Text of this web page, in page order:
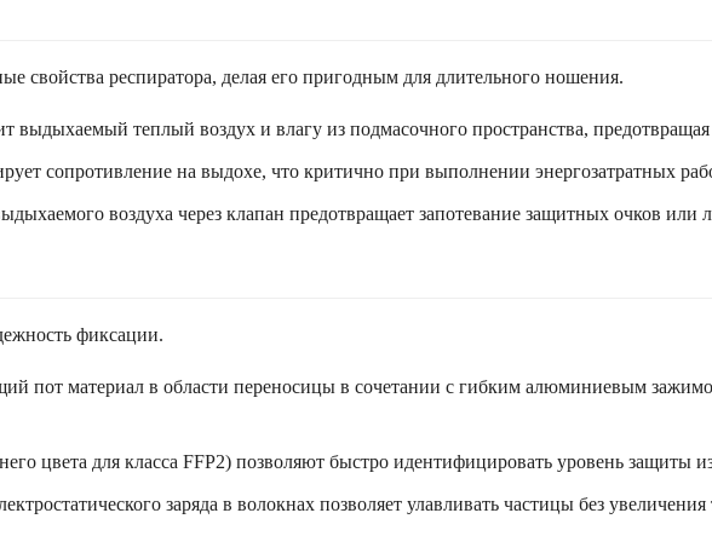
свойства респиратора, делая его пригодным для длительного ношения.
теплый воздух и влагу из подмасочного пространства, предотвращая
сопротивление на выдохе, что критично при выполнении энергозатратных
воздуха через клапан предотвращает запотевание защитных очков или
фиксации.
пот материал в области переносицы в сочетании с гибким алюминиевым
цвета для класса FFP2) позволяют быстро идентифицировать уровень защиты
заряда в волокнах позволяет улавливать частицы без